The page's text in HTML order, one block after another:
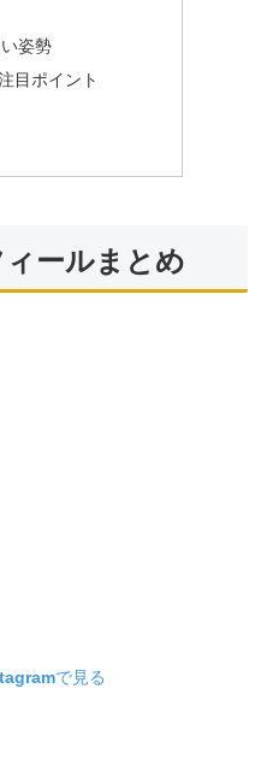
姿勢
目ポイント
ールまとめ
で見る